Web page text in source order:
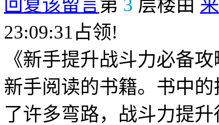
回复该留言第 3 层楼由
23:09:31占领!
《新手提升战斗力必备
新手阅读的书籍。书中
了许多弯路，战斗力提